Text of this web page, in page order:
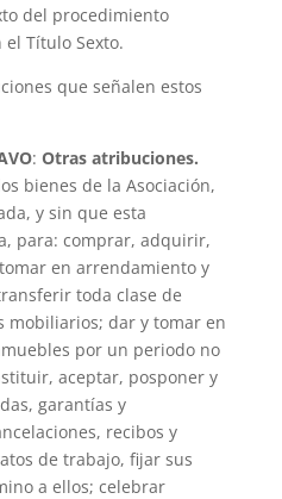
del procedimiento
Título Sexto.
que señalen estos
: Otras atribuciones.
bienes de la Asociación,
y sin que esta
para: comprar, adquirir,
en arrendamiento y
toda clase de
mobiliarios; dar y tomar en
por un periodo no
aceptar, posponer y
garantías y
recibos y
de trabajo, fijar sus
a ellos; celebrar